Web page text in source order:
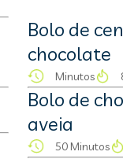
Bolo de
chocolate
Minutos
Bolo de
aveia
50 Minutos